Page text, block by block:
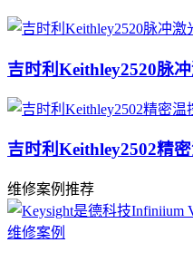
吉时利Keithley2520脉
吉时利Keithley2502精
维修案例推荐